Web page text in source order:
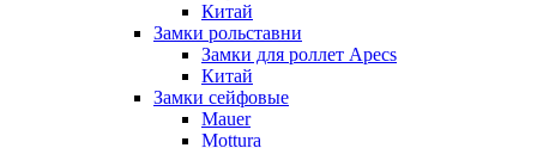
Китай
Замки рольставни
Замки для роллет Apecs
Китай
Замки сейфовые
Mauer
Mottura